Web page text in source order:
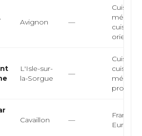
Avignon —
Cuisine
cuisine
L'Isle-sur-
la-Sorgue
—
Cuisine
cuisine
produits
Cavaillon —